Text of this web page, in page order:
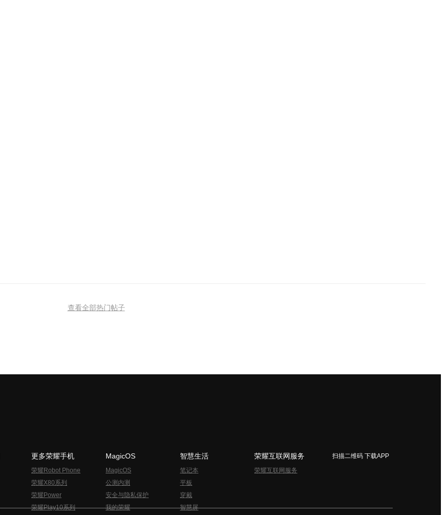
查看全部热门帖子
更多荣耀手机
荣耀Robot Phone
荣耀X80系列
荣耀Power
荣耀Play10系列
MagicOS
MagicOS
公测内测
安全与隐私保护
我的荣耀
智慧生活
笔记本
平板
穿戴
智慧屏
荣耀互联网服务
荣耀互联网服务
扫描二维码 下载APP